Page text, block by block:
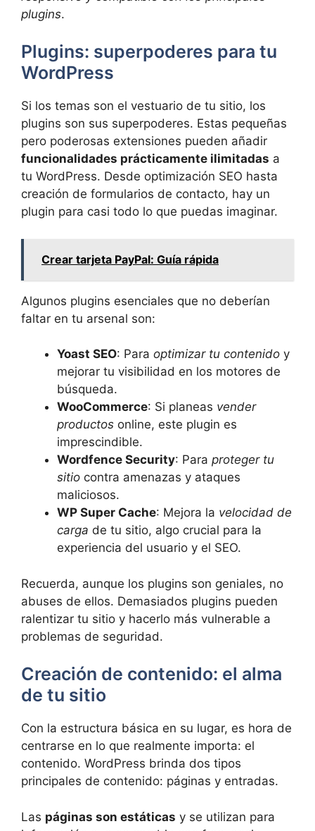
plugins.
Plugins: superpoderes para tu
WordPress
Si los temas son el vestuario de tu sitio, los
plugins son sus superpoderes. Estas pequeñas
pero poderosas extensiones pueden añadir
funcionalidades prácticamente ilimitadas a
tu WordPress. Desde optimización SEO hasta
creación de formularios de contacto, hay un
plugin para casi todo lo que puedas imaginar.
Crear tarjeta PayPal: Guía rápida
Algunos plugins esenciales que no deberían
faltar en tu arsenal son:
Yoast SEO: Para optimizar tu contenido y
mejorar tu visibilidad en los motores de
búsqueda.
WooCommerce: Si planeas vender
productos online, este plugin es
imprescindible.
Wordfence Security: Para proteger tu
sitio contra amenazas y ataques
maliciosos.
WP Super Cache: Mejora la velocidad de
carga de tu sitio, algo crucial para la
experiencia del usuario y el SEO.
Recuerda, aunque los plugins son geniales, no
abuses de ellos. Demasiados plugins pueden
ralentizar tu sitio y hacerlo más vulnerable a
problemas de seguridad.
Creación de contenido: el alma
de tu sitio
Con la estructura básica en su lugar, es hora de
centrarse en lo que realmente importa: el
contenido. WordPress brinda dos tipos
principales de contenido: páginas y entradas.
Las páginas son estáticas y se utilizan para